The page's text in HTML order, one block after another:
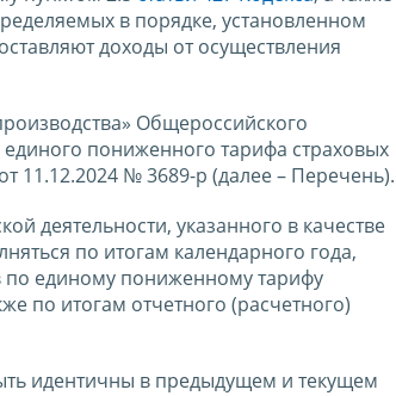
в порядке, установленном
доходы от осуществления
Общероссийского
пониженного тарифа страховых
11.12.2024 № 3689-р (далее – Перечень).
деятельности, указанного в качестве
по итогам календарного года,
по единому пониженному тарифу
по итогам отчетного (расчетного)
идентичны в предыдущем и текущем